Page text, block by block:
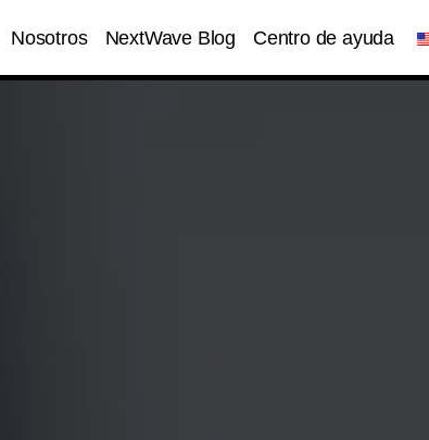
Nosotros NextWave Blog Centro de ayuda